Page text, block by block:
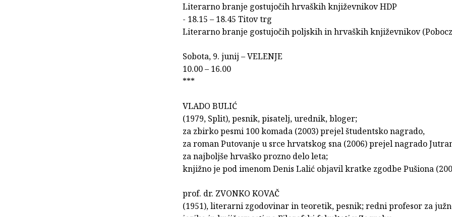
Literarno branje gostujočih hrvaških književnikov HDP
- 18.15 – 18.45 Titov trg
Literarno branje gostujočih poljskih in hrvaških književnikov
Sobota, 9. junij – VELENJE
10.00 – 16.00
***
VLADO BULIĆ
(1979, Split), pesnik, pisatelj, urednik, bloger;
za zbirko pesmi 100 komada (2003) prejel študentsko nagrado,
za roman Putovanje u srce hrvatskog sna (2006) prejel nagrado
za najboljše hrvaško prozno delo leta;
knjižno je pod imenom Denis Lalić objavil kratke zgodbe Pušiona
prof. dr. ZVONKO KOVAČ
(1951), literarni zgodovinar in teoretik, pesnik; redni profesor za